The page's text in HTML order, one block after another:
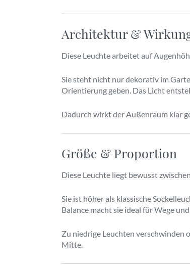
Architektur &
Diese Leuchte arbeitet auf
Sie steht nicht nur dekorativ im
Orientierung geben. Das Licht
Dadurch wirkt der Außenraum klar
Größe & Proportion
Diese Leuchte liegt bewusst
Sie ist höher als klassische
Balance macht sie ideal für Wege
Zu niedrige Leuchten verschwinden
Mitte.